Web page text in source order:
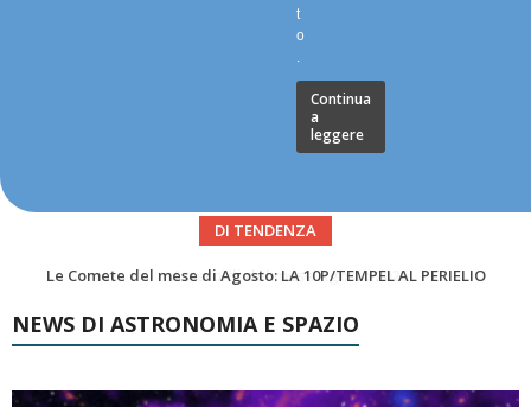
t
o
.
Continua
a
leggere
DI TENDENZA
Asteroidi del mese Agosto 2026
NEWS DI ASTRONOMIA E SPAZIO